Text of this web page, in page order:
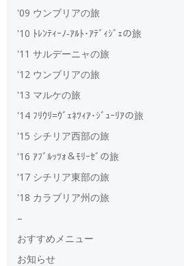
'09 ウンブリアの旅
'10 ﾄﾚﾝﾃｨｰﾉ‐ｱﾙﾄ･ｱﾃﾞｨｼﾞｪの旅
'11 サルデーニャの旅
'12 ウンブリアの旅
'13 マルケの旅
'14 ﾌﾘｳﾘ=ｳﾞｪﾈﾂｨｱ･ｼﾞｭｰﾘｱの旅
'15 シチリア西部の旅
'16 ｱﾌﾞﾙｯﾂｫ＆ﾓﾘｰｾﾞの旅
'17 シチリア東部の旅
'18 カラブリア州の旅
–
おすすめメニュー
お知らせ